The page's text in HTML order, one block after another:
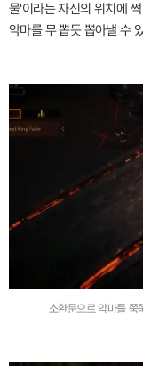
물'이라는 자신의 위치에
악마를 무 뽑듯 뽑아낼 수
소환문으로 악마를